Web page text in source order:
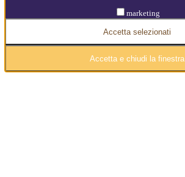
marketing
Accetta selezionati
Accetta e chiudi la finestra